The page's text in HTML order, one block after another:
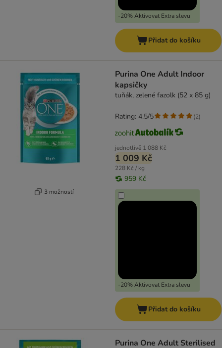
-20% Aktivovat Extra slevu
Přidat do košíku
3 možností
Purina One Adult Indoor
kapsičky
tuňák, zelené fazolk (52 x 85 g)
jednotlivě 1 088 Kč
1 009 Kč
228 Kč / kg
959 Kč
-20% Aktivovat Extra slevu
Rating: 4.5/5 (2)
Přidat do košíku
Purina One Adult Sterilised